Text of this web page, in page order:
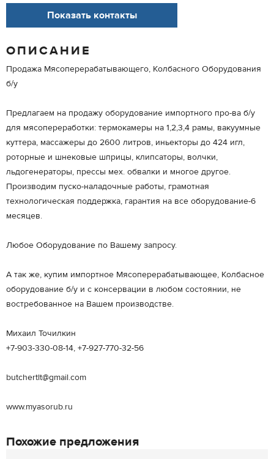
Показать контакты
ОПИСАНИЕ
Продажа Мясоперерабатывающего, Колбасного Оборудования
б/у
Предлагаем на продажу оборудование импортного про-ва б/у
для мясопереработки: термокамеры на 1,2,3,4 рамы, вакуумные
куттера, массажеры до 2600 литров, иньекторы до 424 игл,
роторные и шнековые шприцы, клипсаторы, волчки,
льдогенераторы, прессы мех. обвалки и многое другое.
Производим пуско-наладочные работы, грамотная
технологическая поддержка, гарантия на все оборудование-6
месяцев.
Любое Оборудование по Вашему запросу.
А так же, купим импортное Мясоперерабатывающее, Колбасное
оборудование б/у и с консервации в любом состоянии, не
востребованное на Вашем производстве.
Михаил Точилкин
+7-903-330-08-14, +7-927-770-32-56
butchertlt@gmail.com
www.myasorub.ru
Похожие предложения